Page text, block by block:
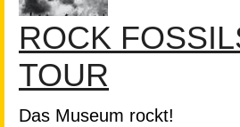
ROCK
TOUR
Das Museum rockt!